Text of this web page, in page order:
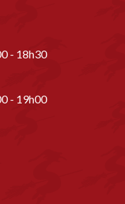
- 18h30
- 19h00